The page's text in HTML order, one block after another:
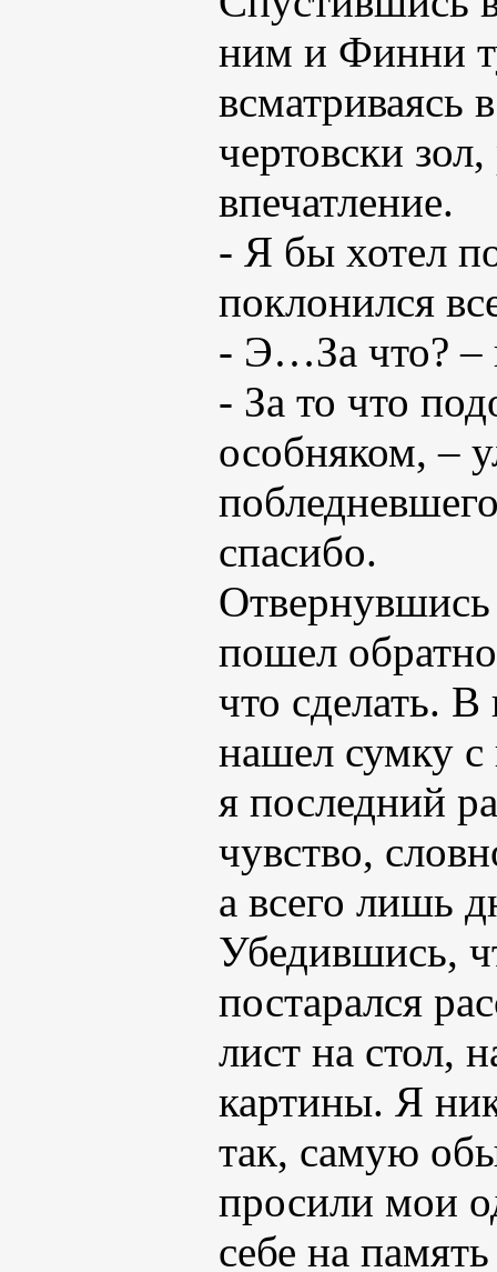
ним и Финни
всматриваясь
чертовски
впечатление.
- Я бы хотел
поклонился
- Э…За что? –
- За то что
особняком, –
спасибо.
Отвернувшись
пошел
что сделать.
нашел сумку с
я последний
чувство,
а всего лишь
Убедившись,
постарался
лист на стол,
картины. Я
так, самую
просили мои
себе на